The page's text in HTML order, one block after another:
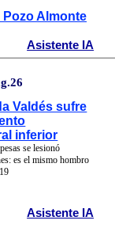
Almonte
Asistente IA
Valdés sufre
inferior
se lesionó
es el mismo hombro
Asistente IA